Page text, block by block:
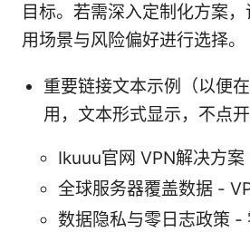
目标。若需深入定制化方案
用场景与风险偏好进行选择。
重要链接文本示例（以便
用，文本形式显示，不点开
Ikuuu官网 VPN解决方
全球服务器覆盖数据 -
数据隐私与零日志政策 -